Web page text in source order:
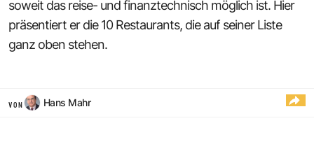
soweit das reise- und finanztechnisch möglich ist. Hier
präsentiert er die 10 Restaurants, die auf seiner Liste
ganz oben stehen.
VON Hans Mahr